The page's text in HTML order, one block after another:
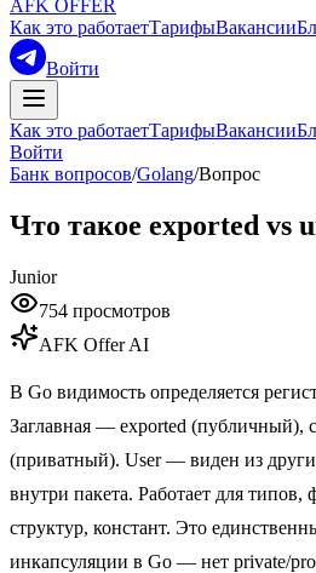
AFK OFFER
Как это работаетТарифыВакансии
Войти
Как это работаетТарифыВакансии
Войти
Банк вопросов/Golang/Вопрос
Что такое exported vs
Junior
754 просмотров
AFK Offer AI
В Go видимость определяется
Заглавная — exported (публичный),
(приватный). User — виден из
внутри пакета. Работает для
структур, констант. Это
инкапсуляции в Go — нет private/